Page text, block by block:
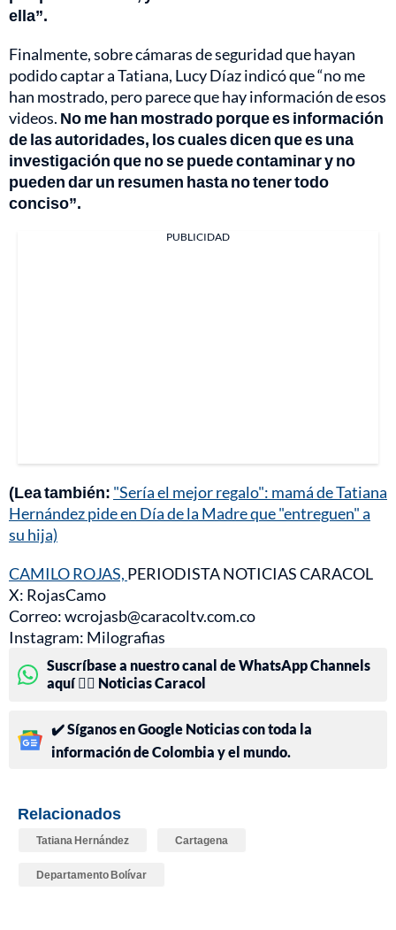
ella”.
Finalmente, sobre cámaras de seguridad que hayan
podido captar a Tatiana, Lucy Díaz indicó que “no me
han mostrado, pero parece que hay información de esos
videos. No me han mostrado porque es información
de las autoridades, los cuales dicen que es una
investigación que no se puede contaminar y no
pueden dar un resumen hasta no tener todo
conciso”.
PUBLICIDAD
(Lea también: "Sería el mejor regalo": mamá de Tatiana
Hernández pide en Día de la Madre que "entreguen" a
su hija)
CAMILO ROJAS, PERIODISTA NOTICIAS CARACOL
X: RojasCamo
Correo: wcrojasb@caracoltv.com.co
Instagram: Milografias
Suscríbase a nuestro canal de WhatsApp Channels
aquí 👉🏻 Noticias Caracol
✔️ Síganos en Google Noticias con toda la
información de Colombia y el mundo.
Relacionados
Tatiana Hernández Cartagena
Departamento Bolívar